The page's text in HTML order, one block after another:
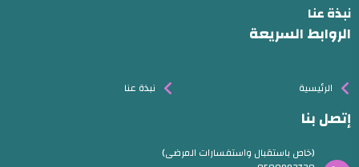
نبذة عنا
الروابط السريعة
الرئيسية نبذة عنا
إتصل بنا
(خاص باستقبال واستفسارات المرضى)